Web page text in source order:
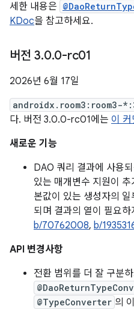
세한 내용은
KDoc을 참고하세요.
버전 3.0.0-rc01
2026년 6월 17일
androidx.room3:room3-
다. 버전 3.0.0-rc01에는 이 커
새로운 기능
DAO 쿼리 결과에 사용
있는 매개변수 지원이 추
본값이 있는 생성자의
되며 결과의 열이 필요
b/70762008, b/
API 변경사항
전환 범위를 더 잘 구분
@TypeConverter 의